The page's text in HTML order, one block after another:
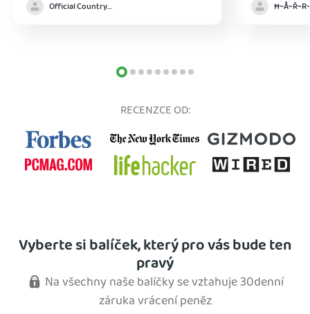
Official Country model
RECENZCE OD:
Vyberte si balíček, který pro vás bude ten
pravý
Na všechny naše balíčky se vztahuje 30denní
záruka vrácení peněz